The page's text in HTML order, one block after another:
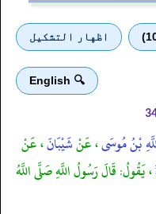
اظهار التشكيل
🔍 English
بْنُ مُوسَى، عَنْشَيْبَانَ، عَنْ
، يَقُولُ: قَالَ رَسُولُ اللَّهِ صَلَّى اللَّهُ